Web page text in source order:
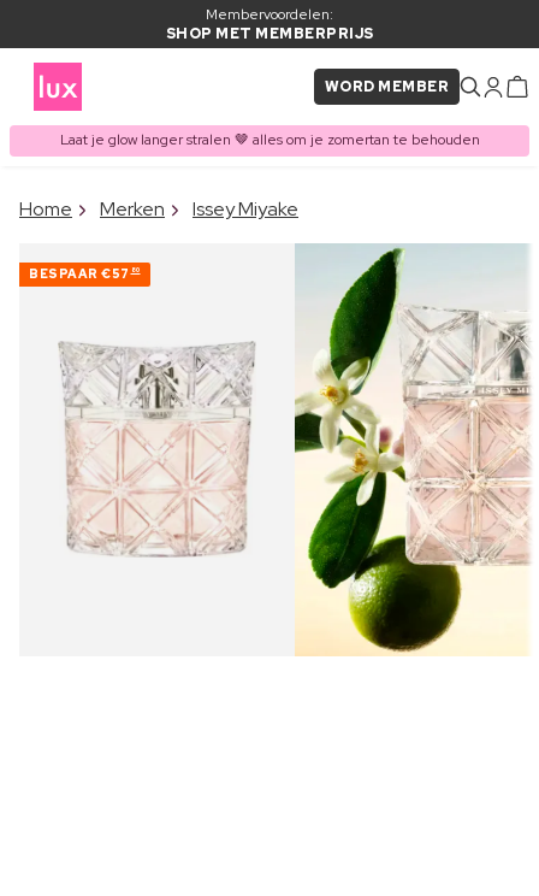
Membervoordelen:
SHOP MET MEMBERPRIJS
WORD MEMBER
Laat je glow langer stralen 🤎 alles om je zomertan te behouden
ITEM TOEGEVOEGD AAN
Vaak samen gekocht met
Home Merken Issey Miyake
BESPAAR €57 80